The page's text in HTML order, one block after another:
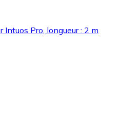
Pro, longueur : 2 m